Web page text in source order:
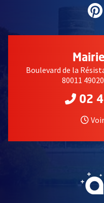
Boulevard de la
80011
02